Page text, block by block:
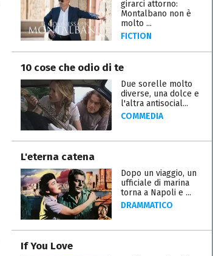
girarci attorno:
Montalbano non è
molto ...
FICTION
10 cose che odio di te
Due sorelle molto
diverse, una dolce e
l'altra antisocial...
COMMEDIA
L'eterna catena
Dopo un viaggio, un
ufficiale di marina
torna a Napoli e ...
DRAMMATICO
If You Love